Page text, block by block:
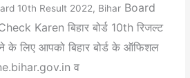
10th Result 2022, Bihar Board
Karen बिहार बोर्ड 10th रिजल्ट
लिए आपको बिहार बोर्ड के ऑफिशल
व